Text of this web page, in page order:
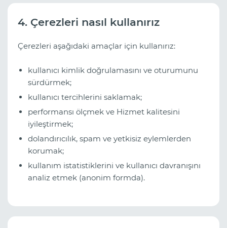
4. Çerezleri nasıl kullanırız
Çerezleri aşağıdaki amaçlar için kullanırız:
kullanıcı kimlik doğrulamasını ve oturumunu
sürdürmek;
kullanıcı tercihlerini saklamak;
performansı ölçmek ve Hizmet kalitesini
iyileştirmek;
dolandırıcılık, spam ve yetkisiz eylemlerden
korumak;
kullanım istatistiklerini ve kullanıcı davranışını
analiz etmek (anonim formda).